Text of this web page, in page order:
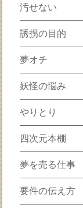
汚せない
誘拐の目的
夢オチ
妖怪の悩み
やりとり
四次元本棚
夢を売る仕事
要件の伝え方